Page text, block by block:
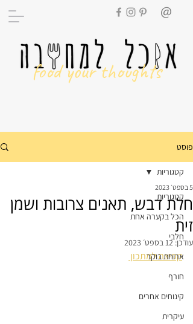
food your thoughts
פוסט
קטגוריות
הכל בקערה אחת
חלבי
ארוחת בוקר
חורף
קינוחים אחרים
עיקרית
קטגוריות
חלת דבש, תאנים צרובות ושמן
זית
5 בספט׳ 2023
עודכן:12 בספט׳ 2023
קפיצה למתכון